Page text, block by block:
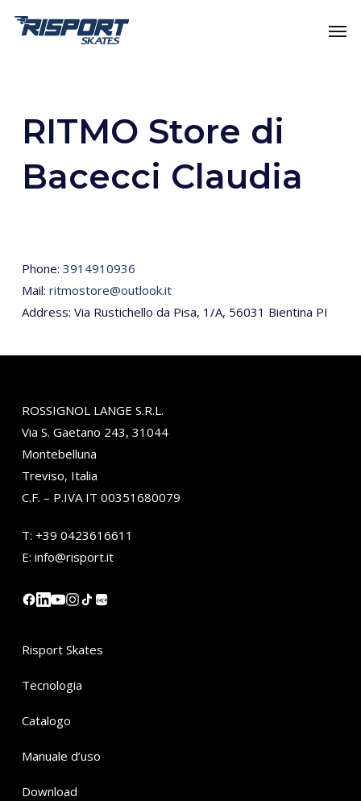
RITMO Store di
Bacecci Claudia
Phone: 3914910936
Mail: ritmostore@outlook.it
Address: Via Rustichello da Pisa, 1/A, 56031 Bientina PI
ROSSIGNOL LANGE S.R.L.
Via S. Gaetano 243, 31044
Montebelluna
Treviso, Italia
C.F. – P.IVA IT 00351680079
T: +39 0423616611
E: info@risport.it
小红书
Risport Skates
Tecnologia
Catalogo
Manuale d’uso
Download